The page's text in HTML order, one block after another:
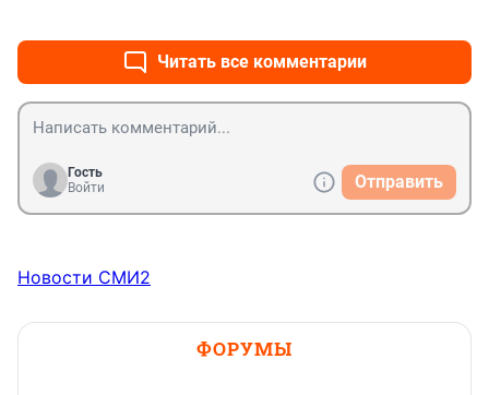
Читать все комментарии
Гость
Войти
Отправить
Новости СМИ2
ФОРУМЫ